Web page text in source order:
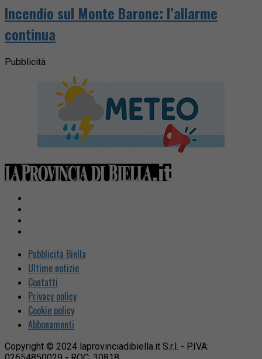
Incendio sul Monte Barone: l’allarme
continua
Pubblicità
Pubblicità Biella
Ultime notizie
Contatti
Privacy policy
Cookie policy
Abbonamenti
Copyright © 2024 laprovinciadibiella.it S.r.l. - P.IVA: